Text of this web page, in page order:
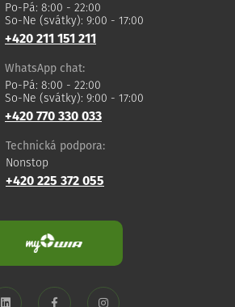
Po-Pá: 8:00 - 22:00
So-Ne (svátky): 9:00 - 17:00
+420 211 151 211
WhatsApp chat:
Po-Pá: 8:00 - 22:00
So-Ne (svátky): 9:00 - 17:00
+420 770 330 033
Technická podpora:
Nonstop
+420 225 372 055